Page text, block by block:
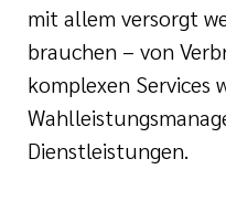
Meilensteine
mit allem versorgt
brauchen – von
komplexen Services
Dienstleistungen.